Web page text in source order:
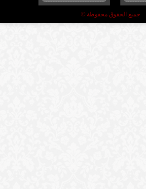
جميع الحقوق محفوظة ©